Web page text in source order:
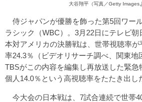
大谷翔平（写真／Getty Images
侍ジャパンが優勝を飾った第5回ワー
ラシック（WBC）。3月22日にテレビ朝
本対アメリカの決勝戦は、世帯視聴率
率24.3％（ビデオリサーチ調べ、関東地
TBSがこの内容を編集し再放送した緊急
個人14.0％という高視聴率をたたき出し
今大会の日本戦は、7試合連続で世帯